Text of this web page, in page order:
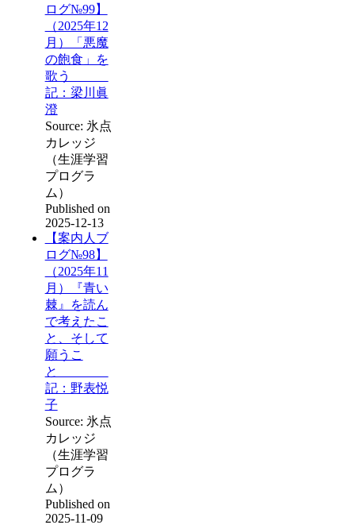
ログ№99】
（2025年12
月）「悪魔
の飽食」を
歌う
記：梁川眞
澄
Source: 氷点
カレッジ
（生涯学習
プログラ
ム）
Published on
2025-12-13
【案内人ブ
ログ№98】
（2025年11
月）『青い
棘』を読ん
で考えたこ
と、そして
願うこ
と
記：野表悦
子
Source: 氷点
カレッジ
（生涯学習
プログラ
ム）
Published on
2025-11-09